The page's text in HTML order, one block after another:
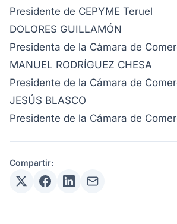
Presidente de CEPYME Teruel
DOLORES GUILLAMÓN
Presidenta de la Cámara de
MANUEL RODRÍGUEZ CHESA
Presidente de la Cámara de
JESÚS BLASCO
Presidente de la Cámara de
Compartir: